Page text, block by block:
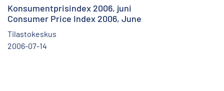
Konsumentprisindex 2006, juni
Consumer Price Index 2006, June
Tilastokeskus
2006-07-14